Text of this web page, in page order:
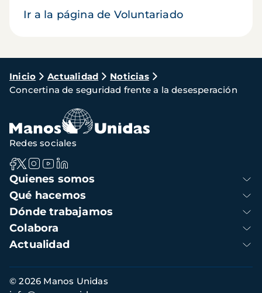
Ir a la página de Voluntariado
Ruta
de
navegación
Inicio Actualidad
Noticias
Concertina de seguridad frente a la desesperación
Navegación
principal
Quienes somos
Qué hacemos
Dónde trabajamos
Colabora
Actualidad
Redes sociales
Información
© 2026 Manos Unidas